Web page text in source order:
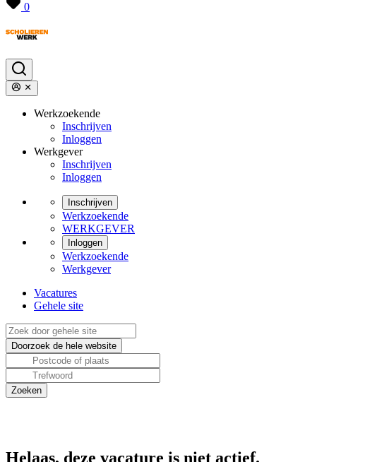
0
Werkzoekende
Inschrijven
Inloggen
Werkgever
Inschrijven
Inloggen
Inschrijven
Werkzoekende
WERKGEVER
Inloggen
Werkzoekende
Werkgever
Vacatures
Gehele site
Helaas, deze vacature is niet actief.